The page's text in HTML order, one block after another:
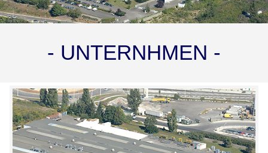
- UNTERNHMEN -